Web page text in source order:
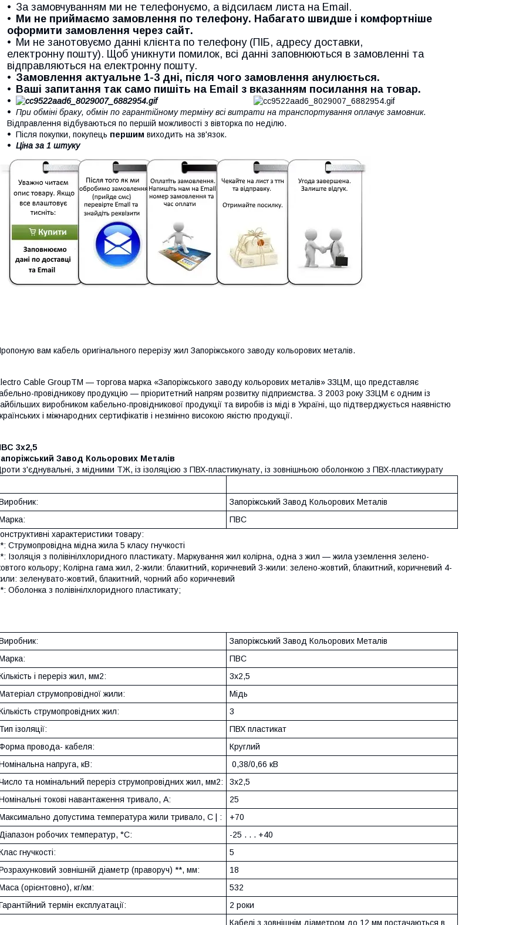
За замовчуванням ми не телефонуємо, а відсилаєм листа на Email.
Ми не приймаємо замовлення по телефону. Набагато швидше і комфортніше
оформити замовлення через сайт.
Ми не занотовуємо данні клієнта по телефону (ПІБ, адресу доставки,
електронну пошту). Щоб уникнути помилок, всі данні заповнюються в замовленні та
відправляються на електронну пошту.
Замовлення актуальне 1-3 дні, після чого замовлення анулюється.
Ваші запитання так само пишіть на Email з вказанням посилання на товар.
При обміні браку, обмін по гарантійному терміну всі витрати на транспортування оплачує замовник.
Відправлення відбуваються по першій можливості з вівторка по неділю.
Після покупки, покупець першим виходить на зв'язок.
Ціна за 1 штуку
вам кабель оригінального перерізу жил Запоріжського заводу кольорових металів.
Cable GroupTM — торгова марка «Запоріжського заводу кольорових металів» ЗЗЦМ, що представляє
провідникову продукцію — пріоритетний напрям розвитку підприємства. З 2003 року ЗЗЦМ є одним із
виробником кабельно-провідникової продукції та виробів із міді в Україні, що підтверджується наявністю
і міжнародних сертифікатів і незмінно високою якістю продукції.
3х2,5
Завод Кольорових Металів
з'єднувальні, з мідними ТЖ, із ізоляцією з ПВХ-пластикунату, із зовнішньою оболонкою з ПВХ-пластикурату
Запоріжський Завод Кольорових Металів
ПВС
характеристики товару:
Струмопровідна мідна жила 5 класу гнучкості
Ізоляція з полівінілхлоридного пластикату. Маркування жил колірна, одна з жил — жила уземлення зелено-
кольору; Колірна гама жил, 2-жили: блакитний, коричневий 3-жили: зелено-жовтий, блакитний, коричневий 4-
зеленувато-жовтий, блакитний, чорний або коричневий
Оболонка з полівінілхлоридного пластикату;
Запоріжський Завод Кольорових Металів
ПВС
і переріз жил, мм2:
3х2,5
струмопровідної жили:
Мідь
струмопровідних жил:
3
Тип ізоляції:
ПВХ пластикат
провода- кабеля:
Круглий
напруга, кВ:
0,38/0,66 кВ
та номінальний переріз струмопровідних жил, мм2:
3х2,5
токові навантаження тривало, А:
25
допустима температура жили тривало, С | :
+70
Діапазон робочих температур, °C:
-25 . . . +40
гнучкості:
5
зовнішній діаметр (праворуч) **, мм:
18
(орієнтовно), кг/км:
532
термін експлуатації:
2 роки
Кабелі з зовнішнім діаметром до 12 мм постачаються в